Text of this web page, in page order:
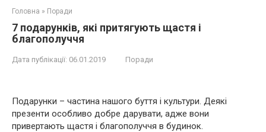
Головна » Поради
7 подарунків, які притягують щастя і
благополуччя
Дата публікації: 06.01.2019 Поради
Подарунки – частина нашого буття і культури. Деякі
презенти особливо добре дарувати, адже вони
привертають щастя і благополуччя в будинок.